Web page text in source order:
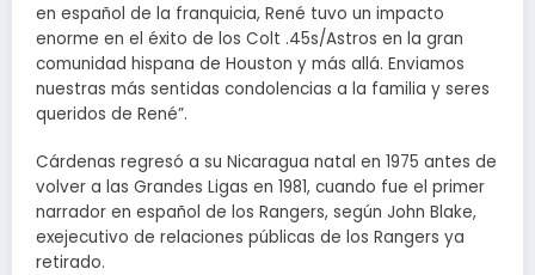
en español de la franquicia, René tuvo un impacto
enorme en el éxito de los Colt .45s/Astros en la gran
comunidad hispana de Houston y más allá. Enviamos
nuestras más sentidas condolencias a la familia y seres
queridos de René”.
Cárdenas regresó a su Nicaragua natal en 1975 antes de
volver a las Grandes Ligas en 1981, cuando fue el primer
narrador en español de los Rangers, según John Blake,
exejecutivo de relaciones públicas de los Rangers ya
retirado.